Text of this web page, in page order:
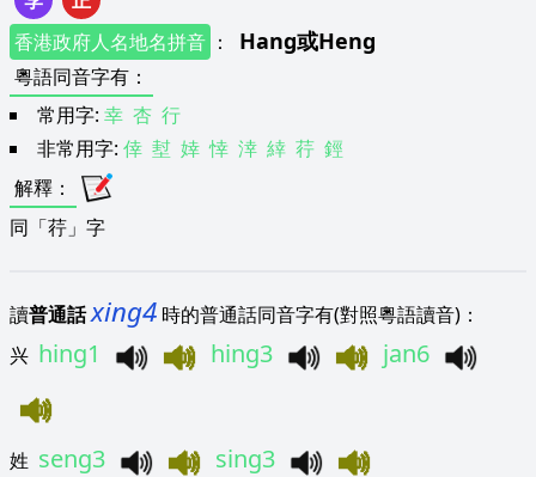
香港政府人名地名拼音 ： Hang或Heng
粵語同音字有 ：
常用字: 幸 杏 行
非常用字: 倖 堼 婞 悻 涬 緈 荇 鋞
解釋 ：
同「荇」字
讀普通話xing4 時的普通話同音字有(對照粵語讀音)：
兴 hing1 hing3 jan6
姓 seng3 sing3